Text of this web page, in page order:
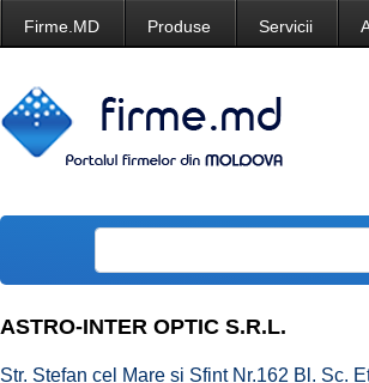
Firme.MD Produse Servicii
ASTRO-INTER OPTIC S.R.L.
Str. Stefan cel Mare si Sfint Nr.162 Bl. Sc.